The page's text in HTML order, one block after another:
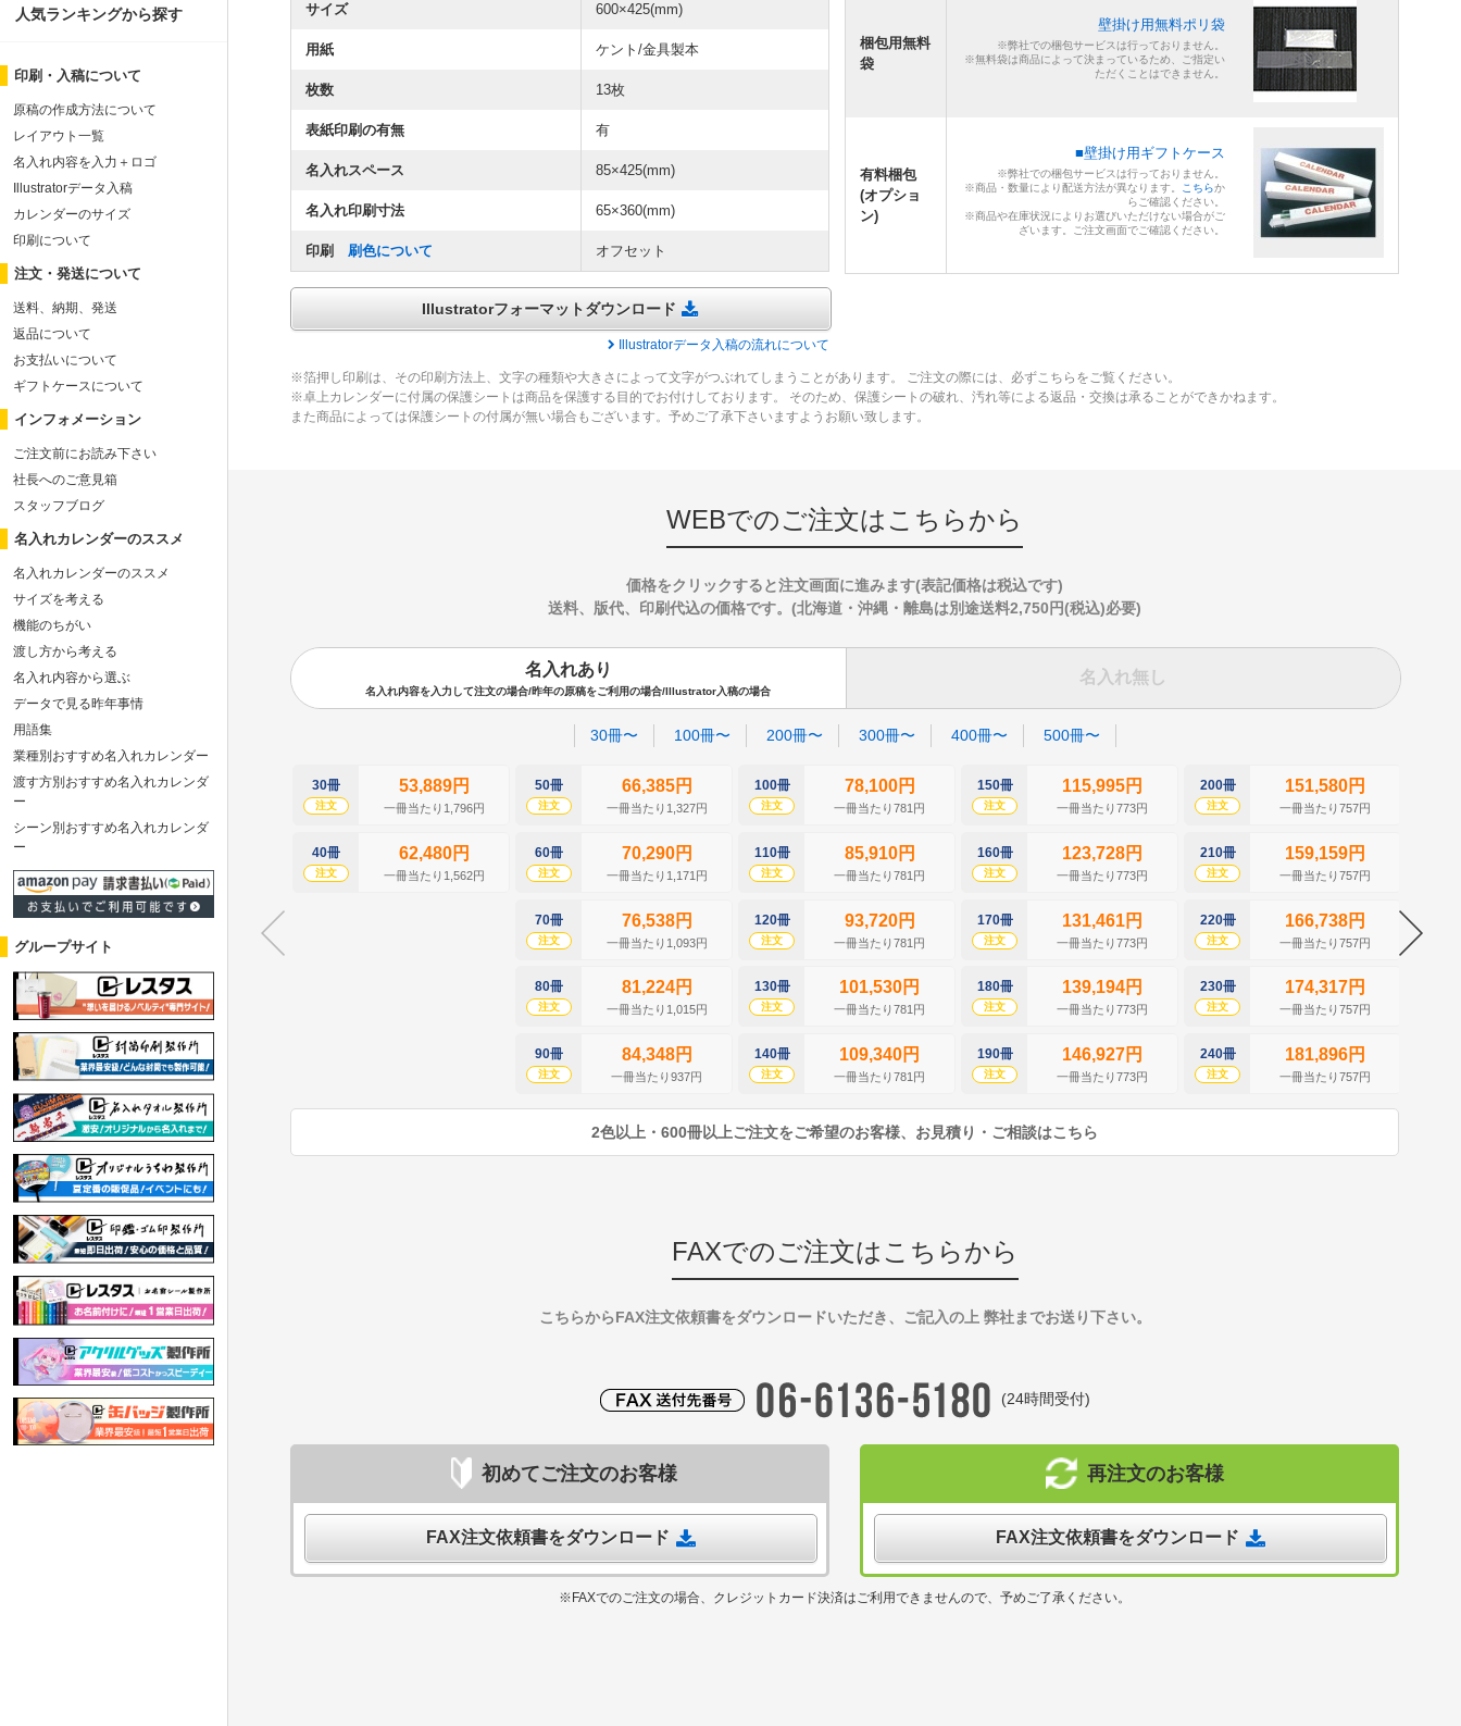
サイズ 600×425(mm)
用紙 ケント/金具製本
枚数 13枚
表紙印刷の有無 有
名入れスペース 85×425(mm)
名入れ印刷寸法 65×360(mm)
印刷 刷色について オフセット
Illustratorフォーマットダウンロード
Illustratorデータ入稿の流れについて
梱包用無料
袋
壁掛け用無料ポリ袋
※弊社での梱包サービスは行っておりません。
※無料袋は商品によって決まっているため、ご指定い
ただくことはできません。
有料梱包
(オプショ
ン)
■壁掛け用ギフトケース
※弊社での梱包サービスは行っておりません。
※商品・数量により配送方法が異なります。
こちらか
らご確認ください。
※商品や在庫状況によりお選びいただけない場合がご
ざいます。ご注文画面でご確認ください。
※箔押し印刷は、その印刷方法上、文字の種類や大きさによって文字がつぶれてしまうことがあります。 ご注文の際には、必ずこちらをご覧ください。
※卓上カレンダーに付属の保護シートは商品を保護する目的でお付けしております。 そのため、保護シートの破れ、汚れ等による返品・交換は承ることができかねます。
また商品によっては保護シートの付属が無い場合もございます。予めご了承下さいますようお願い致します。
WEBでのご注文はこちらから
価格をクリックすると注文画面に進みます(表記価格は税込です)
送料、版代、印刷代込の価格です。(北海道・沖縄・離島は別途送料2,750円(税込)必要)
名入れあり
名入れ内容を入力して注文の場合/昨年の原稿をご利用の場合/Illustrator入稿の場合
名入れ無し
30冊〜 100冊〜 200冊〜 300冊〜 400冊〜 500冊〜
30冊
注文
53,889円
一冊当たり1,796円
40冊
注文
62,480円
一冊当たり1,562円
50冊
注文
66,385円
一冊当たり1,327円
60冊
注文
70,290円
一冊当たり1,171円
70冊
注文
76,538円
一冊当たり1,093円
80冊
注文
81,224円
一冊当たり1,015円
90冊
注文
84,348円
一冊当たり937円
100冊
注文
78,100円
一冊当たり781円
110冊
注文
85,910円
一冊当たり781円
120冊
注文
93,720円
一冊当たり781円
130冊
注文
101,530円
一冊当たり781円
140冊
注文
109,340円
一冊当たり781円
150冊
注文
115,995円
一冊当たり773円
160冊
注文
123,728円
一冊当たり773円
170冊
注文
131,461円
一冊当たり773円
180冊
注文
139,194円
一冊当たり773円
190冊
注文
146,927円
一冊当たり773円
200冊
注文
151,580円
一冊当たり757円
210冊
注文
159,159円
一冊当たり757円
220冊
注文
166,738円
一冊当たり757円
230冊
注文
174,317円
一冊当たり757円
240冊
注文
181,896円
一冊当たり757円
2色以上・600冊以上ご注文をご希望のお客様、お見積り・ご相談はこちら
FAXでのご注文はこちらから
こちらからFAX注文依頼書をダウンロードいただき、ご記入の上 弊社までお送り下さい。
(24時間受付)
初めてご注文のお客様
FAX注文依頼書をダウンロード
再注文のお客様
FAX注文依頼書をダウンロード
※FAXでのご注文の場合、クレジットカード決済はご利用できませんので、予めご了承ください。
人気ランキングから探す
印刷・入稿について
原稿の作成方法について
レイアウト一覧
名入れ内容を入力＋ロゴ
Illustratorデータ入稿
カレンダーのサイズ
印刷について
注文・発送について
送料、納期、発送
返品について
お支払いについて
ギフトケースについて
インフォメーション
ご注文前にお読み下さい
社長へのご意見箱
スタッフブログ
名入れカレンダーのススメ
名入れカレンダーのススメ
サイズを考える
機能のちがい
渡し方から考える
名入れ内容から選ぶ
データで見る昨年事情
用語集
業種別おすすめ名入れカレンダー
渡す方別おすすめ名入れカレンダ
ー
シーン別おすすめ名入れカレンダ
ー
グループサイト